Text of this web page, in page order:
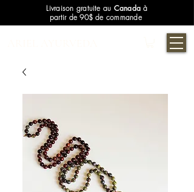
Livraison gratuite au Canada à
partir de 90$ de commande